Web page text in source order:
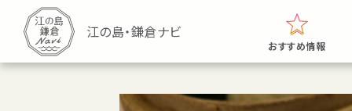
おすすめ情報